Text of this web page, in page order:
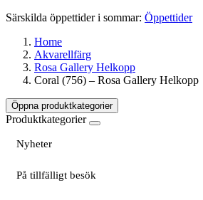
Särskilda öppettider i sommar: Öppettider
Home
Akvarellfärg
Rosa Gallery Helkopp
Coral (756) – Rosa Gallery Helkopp
Öppna produktkategorier
Produktkategorier
Nyheter
På tillfälligt besök